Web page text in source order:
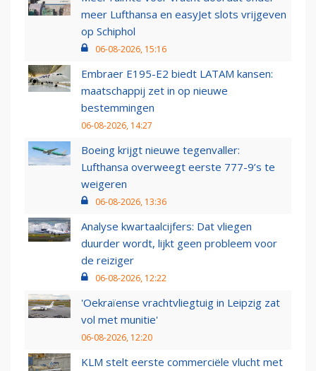
meer Lufthansa en easyJet slots vrijgeven
op Schiphol
06-08-2026, 15:16
Embraer E195-E2 biedt LATAM kansen:
maatschappij zet in op nieuwe
bestemmingen
06-08-2026, 14:27
Boeing krijgt nieuwe tegenvaller:
Lufthansa overweegt eerste 777-9’s te
weigeren
06-08-2026, 13:36
Analyse kwartaalcijfers: Dat vliegen
duurder wordt, lijkt geen probleem voor
de reiziger
06-08-2026, 12:22
'Oekraïense vrachtvliegtuig in Leipzig zat
vol met munitie'
06-08-2026, 12:20
KLM stelt eerste commerciële vlucht met